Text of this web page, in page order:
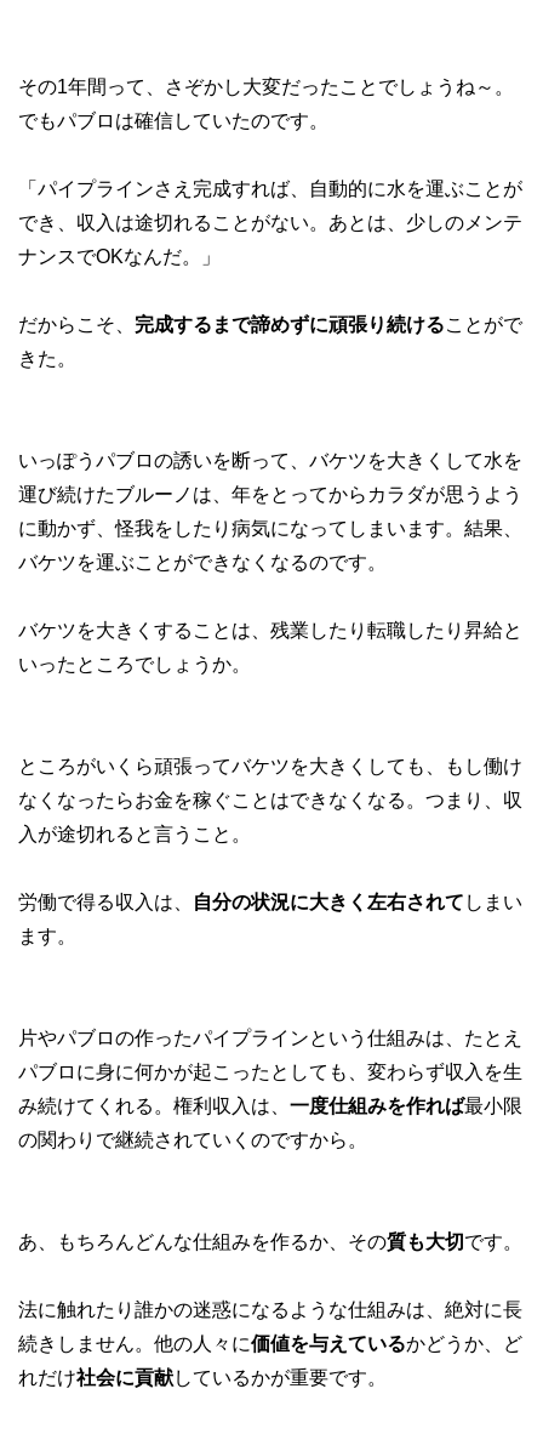
その1年間って、さぞかし大変だったことでしょうね～。
でもパブロは確信していたのです。
「パイプラインさえ完成すれば、自動的に水を運ぶことが
でき、収入は途切れることがない。あとは、少しのメンテ
ナンスでOKなんだ。」
だからこそ、 完成するまで諦めずに頑張り続けることがで
きた。
いっぽうパブロの誘いを断って、バケツを大きくして水を
運び続けたブルーノは、年をとってからカラダが思うよう
に動かず、怪我をしたり病気になってしまいます。結果、
バケツを運ぶことができなくなるのです。
バケツを大きくすることは、残業したり転職したり昇給と
いったところでしょうか。
ところがいくら頑張ってバケツを大きくしても、もし働け
なくなったらお金を稼ぐことはできなくなる。つまり、収
入が途切れると言うこと。
労働で得る収入は、 自分の状況に大きく左右されて しまい
ます。
片やパブロの作ったパイプラインという仕組みは、たとえ
パブロに身に何かが起こったとしても、変わらず収入を生
み続けてくれる。権利収入は、 一度仕組みを作れば最小限
の関わりで継続されていくのですから。
あ、もちろんどんな仕組みを作るか、その質も大切です。
法に触れたり誰かの迷惑になるような仕組みは、絶対に長
続きしません。他の人々に価値を与えているかどうか、ど
れだけ社会に貢献しているかが重要です。